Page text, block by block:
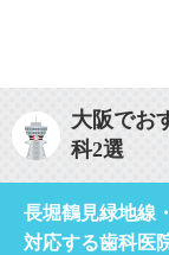
大阪でお
科2選
長堀鶴見緑地線
対応する歯科医